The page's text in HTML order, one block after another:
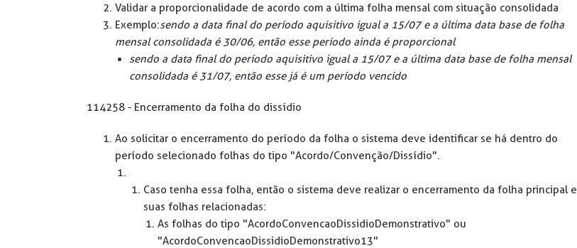
Validar a proporcionalidade de acordo com a última folha mensal com situação consolidada
Exemplo:sendo a data final do período aquisitivo igual a 15/07 e a última data base de folha
mensal consolidada é 30/06, então esse período ainda é proporcional
sendo a data final do período aquisitivo igual a 15/07 e a última data base de folha mensal
consolidada é 31/07, então esse já é um período vencido
114258 - Encerramento da folha do dissídio
Ao solicitar o encerramento do período da folha o sistema deve identificar se há dentro do
período selecionado folhas do tipo "Acordo/Convenção/Dissídio".
Caso tenha essa folha, então o sistema deve realizar o encerramento da folha principal e
suas folhas relacionadas:
As folhas do tipo "AcordoConvencaoDissidioDemonstrativo" ou
"AcordoConvencaoDissidioDemonstrativo13"